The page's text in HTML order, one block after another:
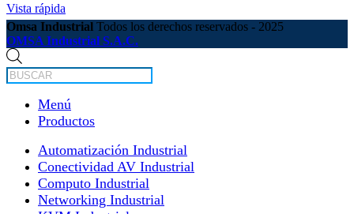
Vista rápida
Omsa Industrial Todos los derechos reservados - 2025
OMSA Industrial S.A.C.
de
productos
Menú
Productos
Automatización Industrial
Conectividad AV Industrial
Computo Industrial
Networking Industrial